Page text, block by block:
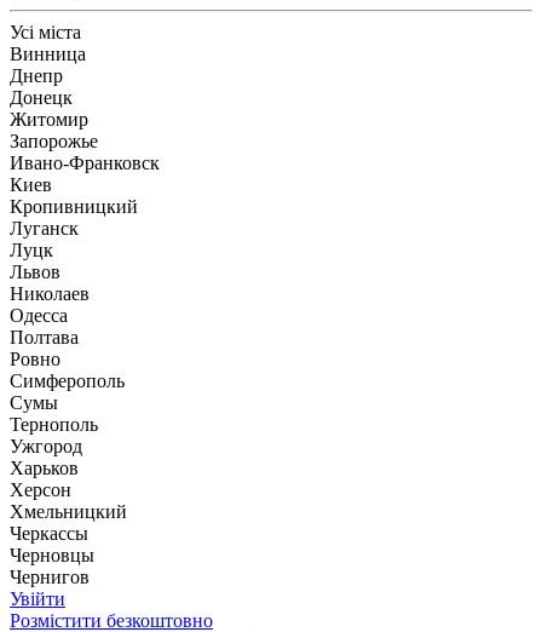
Усі міста
Винница
Днепр
Донецк
Житомир
Запорожье
Ивано-Франковск
Киев
Кропивницкий
Луганск
Луцк
Львов
Николаев
Одесса
Полтава
Ровно
Симферополь
Сумы
Тернополь
Ужгород
Харьков
Херсон
Хмельницкий
Черкассы
Чернoвцы
Чернигов
Увійти
Розмістити безкоштовно